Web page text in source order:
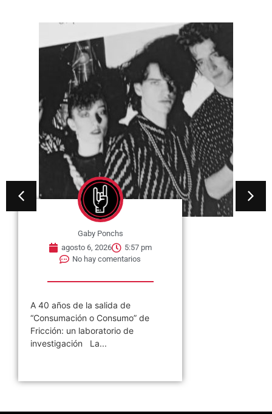
Gaby Ponchs
agosto 6, 2026
5:57 pm
No hay comentarios
A 40 años de la salida de
“Consumación o Consumo” de
Fricción: un laboratorio de
investigación La...